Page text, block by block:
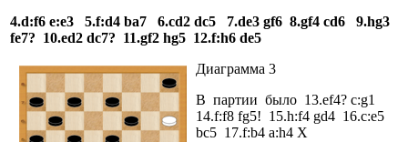
4.d:f6 e:e3 5.f:d4 ba7 6.cd2 dc5 7.de3 gf6 8.gf4 cd6 9.hg3
fe7? 10.ed2 dc7? 11.gf2 hg5 12.f:h6 de5
Диаграмма 3
В партии было 13.ef4? c:g1
14.f:f8 fg5! 15.h:f4 gd4 16.c:e5
bc5 17.f:b4 a:h4 Х